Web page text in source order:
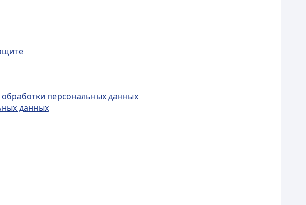
персональных данных
данных